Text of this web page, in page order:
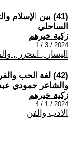
(41) بين الإسلام
الساحلي
زكية خيرهم
2024 / 3 / 1
اليسار , التحرر ,
(42) لغة الحب
والشاعر حمودي
زكية خيرهم
2024 / 1 / 4
الادب والفن